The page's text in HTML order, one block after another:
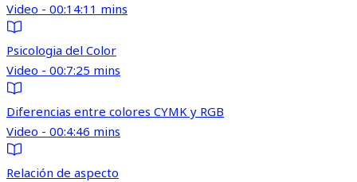
Video - 00:14:11 mins
Psicologia del Color
Video - 00:7:25 mins
Diferencias entre colores CYMK y RGB
Video - 00:4:46 mins
Relación de aspecto